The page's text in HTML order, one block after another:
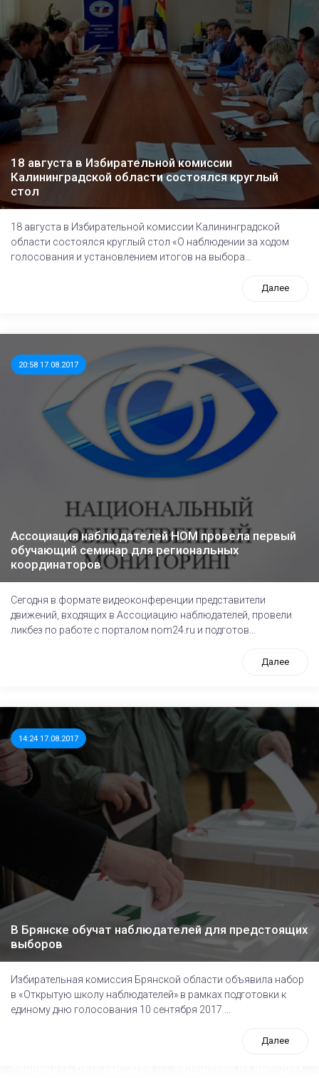
18 августа в Избирательной комиссии
Калининградской области состоялся круглый
стол
18 августа в Избирательной комиссии Калининградской
области состоялся круглый стол «О наблюдении за ходом
голосования и установлением итогов на выбора...
Далее
20:58 17.08.2017
Ассоциация наблюдателей НОМ провела первый
обучающий семинар для региональных
координаторов
Сегодня в формате видеоконференции представители
движений, входящих в Ассоциацию наблюдателей, провели
ликбез по работе с порталом nom24.ru и подготов...
Далее
14:24 17.08.2017
В Брянске обучат наблюдателей для предстоящих
выборов
Избирательная комиссия Брянской области объявила набор
в «Открытую школу наблюдателей» в рамках подготовки к
единому дню голосования 10 сентября 2017 ...
Далее